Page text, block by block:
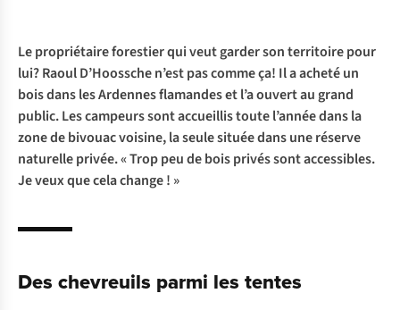
Le propriétaire forestier qui veut garder son territoire pour
lui? Raoul D’Hoossche n’est pas comme ça! Il a acheté un
bois dans les Ardennes flamandes et l’a ouvert au grand
public. Les campeurs sont accueillis toute l’année dans la
zone de bivouac voisine, la seule située dans une réserve
naturelle privée. « Trop peu de bois privés sont accessibles.
Je veux que cela change ! »
Des chevreuils parmi les tentes